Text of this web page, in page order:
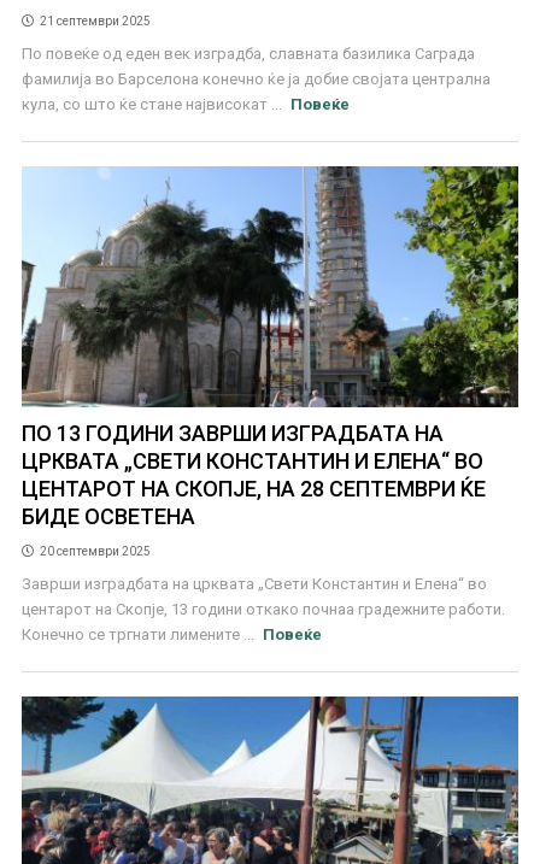
21 септември 2025
По повеќе од еден век изградба, славната базилика Саграда
фамилија во Барселона конечно ќе ја добие својата централна
кула, со што ќе стане највисокат ...
Повеќе
ПО 13 ГОДИНИ ЗАВРШИ ИЗГРАДБАТА НА
ЦРКВАТА „СВЕТИ КОНСТАНТИН И ЕЛЕНА“ ВО
ЦЕНТАРОТ НА СКОПЈЕ, НА 28 СЕПТЕМВРИ ЌЕ
БИДЕ ОСВЕТЕНА
20 септември 2025
Заврши изградбата на црквата „Свети Константин и Елена“ во
центарот на Скопје, 13 години откако почнаа градежните работи.
Конечно се тргнати лимените ...
Повеќе